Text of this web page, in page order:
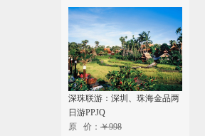
深珠联游：深圳、珠海金品两
日游PPJQ
原 价： ￥998